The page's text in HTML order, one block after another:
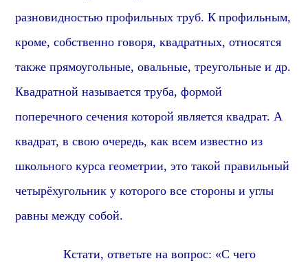
разновидностью профильных труб.К профильным,
кроме, собственно говоря, квадратных, относятся
также прямоугольные, овальные, треугольные и др.
Квадратной называется труба, формой
поперечного сечения которой является квадрат. А
квадрат, в свою очередь, как всем известно из
школьного курса геометрии, это такой правильный
четырёхугольник у которого все стороны и углы
равны между собой.
Кстати, ответьте на вопрос: «С чего